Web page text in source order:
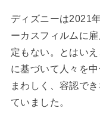
ディズニーは2021
ーカスフィルムに
定もない。とはい
に基づいて人々を
まわしく、容認で
ていました。